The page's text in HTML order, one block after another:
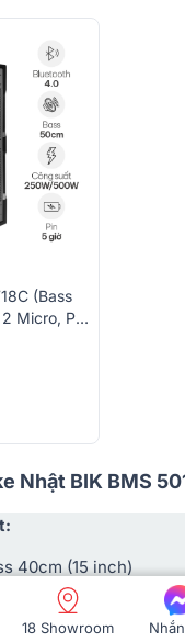
(Bass
Micro, Pin
Nhật BIK BMS
40cm (15 inch)
220W
500W
18 Showroom